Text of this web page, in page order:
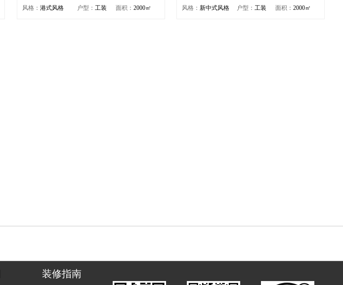
图
风格： 港式风格 户型： 工装 面积： 2000㎡
式风格...
风格： 新中式风格 户型：工装 面积： 2000㎡
装修指南